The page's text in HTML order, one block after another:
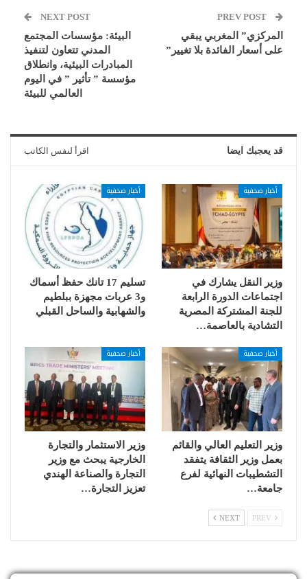
المركزي” المغربي يبقي
على أسعار الفائدة بلا تغيير”
NEXT POST
البيئة: مؤسسات المجتمع
المدني تتعاون لتنفيذ
المبادرات البيئية، وانطلاق
مؤسسة ” تأثير ” في اليوم
العالمي للبيئة
قد يعجبك ايضا اقرأ لنفس الكاتب
أخبار صحفية
وزير النقل يشارك في
اجتماعات الدورة الرابعة
للجنة المشتركة المصرية
التشادية بالعاصمة…
أخبار صحفية
تسليم 17 تانك حفظ أسماك
و3 عربات مجهزة ببلطيم
والشهابية والساحل القبلي
أخبار صحفية
وزير التعليم العالي والقائم
بعمل وزير الثقافة يتفقد
التشطيبات النهائية لفرع
جامعة…
أخبار صحفية
وزير الاستثمار والتجارة
الخارجية يبحث مع وزير
التجارة والصناعة الهندي
تعزيز التجارة…
NEXT